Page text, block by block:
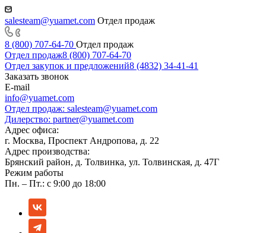
salesteam@yuamet.com Отдел продаж
8 (800) 707-64-70 Отдел продаж
Отдел продаж8 (800) 707-64-70
Отдел закупок и предложений8 (4832) 34-41-41
Заказать звонок
E-mail
info@yuamet.com
Отдел продаж: salesteam@yuamet.com
Дилерство: partner@yuamet.com
Адрес офиса:
г. Москва, Проспект Андропова, д. 22
Адрес производства:
Брянский район, д. Толвинка, ул. Толвинская, д. 47Г
Режим работы
Пн. – Пт.: с 9:00 до 18:00